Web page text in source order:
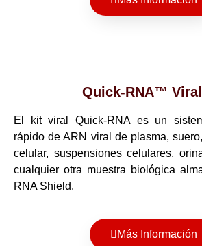
Quick-RNA™
El kit viral Quick-RNA es un
rápido de ARN viral de plasma,
celular, suspensiones celulares,
cualquier otra muestra biológica
RNA Shield.
Más Información